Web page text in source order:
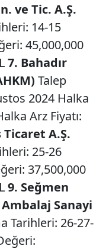
ve Tic. A.Ş.
14-15
45,000,000
7. Bahadır
Talep
2024 Halka
Arz Fiyatı:
Ticaret A.Ş.
25-26
37,500,000
9. Seğmen
Sanayi
Tarihleri: 26-27-